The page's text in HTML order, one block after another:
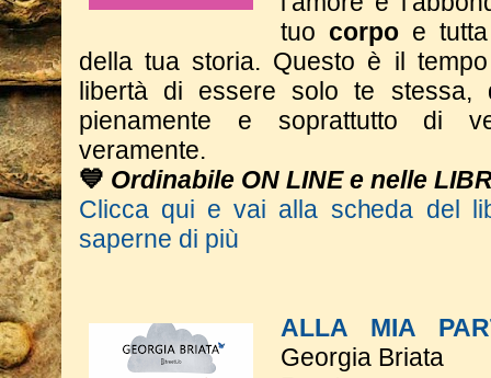
tuo corpo e
della tua storia. Questo è il
libertà di essere solo te
pienamente e soprattutto di
veramente.
💙 Ordinabile ON LINE e nelle
Clicca qui e vai alla scheda del
saperne di più
ALLA MIA
Georgia Briata